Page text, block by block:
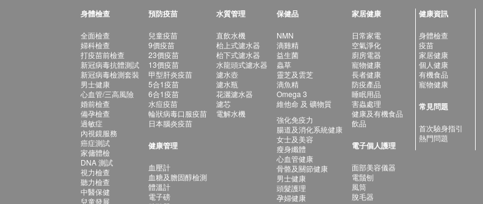
身體檢查
全面檢查
婦科檢查
打疫苗前檢查
新冠病毒抗體測試
新冠病毒檢測套裝
男士健康
心血管/三高風險
婚前檢查
備孕檢查
過敏症
內視鏡服務
癌症測試
家傭體檢
DNA 測試
視力檢查
聽力檢查
中醫保健
兒童發展
預防疫苗
兒童疫苗
9價疫苗
23價疫苗
13價疫苗
甲型肝炎疫苗
5合1疫苗
6合1疫苗
水痘疫苗
輪狀病毒口服疫苗
日本腦炎疫苗
健康管理
血壓計
血糖及膽固醇檢測
體溫計
電子磅
水質管理
直飲水機
枱上式濾水器
枱下式濾水器
水龍頭式濾水器
濾水壺
濾水瓶
花灑濾水器
濾芯
電解水機
保健品
NMN
滴雞精
益生菌
蟲草
靈芝及雲芝
滴魚精
Omega 3
維他命 及 礦物質
強化免疫力
腸道及消化系統健康
女士及美容
瘦身纖體
心血管健康
骨骼及關節健康
男士健康
頭髮護理
孕婦健康
家居健康
日常家電
空氣淨化
廚房電器
寵物健康
長者健康
防疫產品
睡眠用品
害蟲處理
健康及有機食品
飲品
電子個人護理
面部美容儀器
電鬚刨
風筒
脫毛器
健康資訊
身體檢查
疫苗
家居健康
個人健康
有機食品
寵物健康
常見問題
首次驗身指引
熱門問題